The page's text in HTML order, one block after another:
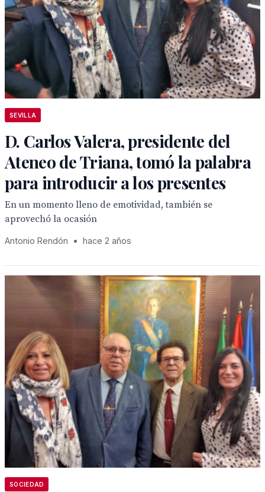
SEVILLA
D. Carlos Valera, presidente del
Ateneo de Triana, tomó la palabra
para introducir a los presentes
En un momento lleno de emotividad, también se
aprovechó la ocasión
Antonio Rendón • hace 2 años
SOCIEDAD